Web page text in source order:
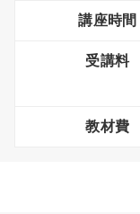
講座時間
受講料
教材費